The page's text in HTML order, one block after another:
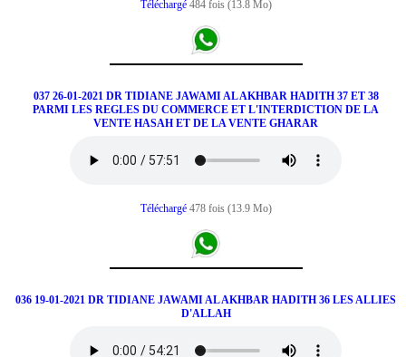
Téléchargé 484 fois (13.8 Mo)
037 26-01-2021 DR TIDIANE JAWAMI AL AKHBAR HADITH 37 ET 38
PARMI LES REGLES DU COMMERCE ET L'INTERDICTION DE LA
VENTE HASAH ET DE LA VENTE GHARAR
Téléchargé 478 fois (13.9 Mo)
036 19-01-2021 DR TIDIANE JAWAMI AL AKHBAR HADITH 36 LES ALLIES
D'ALLAH